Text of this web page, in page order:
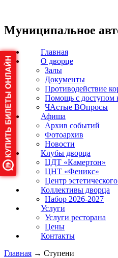
Муниципальное
Главная
О дворце
Залы
Документы
Противодействие
Помощь с доступом
ЧАстые ВОпросы
Афиша
Архив событий
Фотоархив
Новости
Клубы дворца
ЦДТ «Камертон»
ЦНТ «Феникс»
Центр
Коллективы дворца
Набор 2026-2027
Услуги
Услуги ресторана
Цены
Контакты
Главная → Ступени